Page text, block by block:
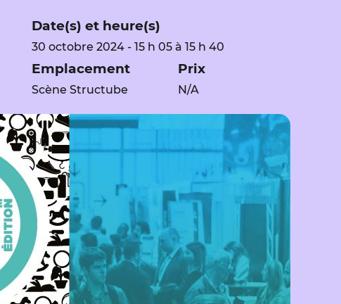
Date(s) et heure(s)
30 octobre 2024 - 15 h 05 à 15 h 40
Emplacement
Scène Structube
Prix
N/A